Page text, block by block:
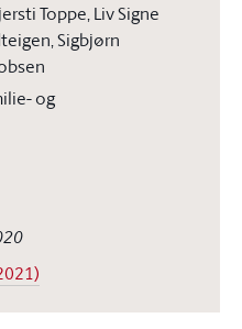
Toppe, Liv Signe
Sigbjørn
og